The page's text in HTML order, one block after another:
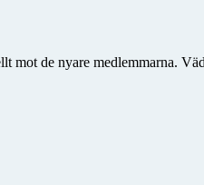
mot de nyare medlemmarna.